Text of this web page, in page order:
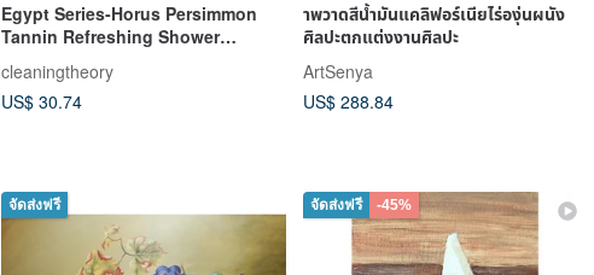
Egypt Series-Horus Persimmon
Tannin Refreshing Shower
Milk/Deodorant-Refreshing-Oil
Control
cleaningtheory
US$ 30.74
าพวาดสีน้ำมันแคลิฟอร์เนียไร่องุ่นผนัง
ศิลปะตกแต่งงานศิลปะ
ArtSenya
US$ 288.84
จัดส่งฟรี จัดส่งฟรี -45%